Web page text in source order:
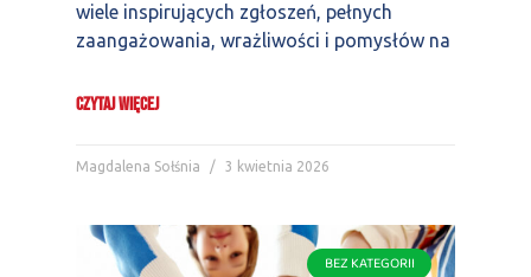
wiele inspirujących zgłoszeń, pełnych
zaangażowania, wrażliwości i pomysłów na
CZYTAJ WIĘCEJ
Magdalena Sołśnia 3 kwietnia 2026
BEZ KATEGORII